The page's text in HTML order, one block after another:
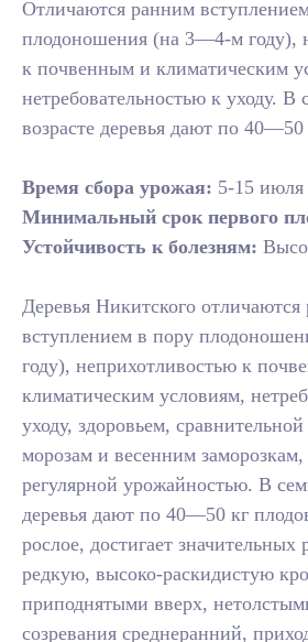
Отличаются ранним
плодоношения (на 3—4-м году),
к почвенным и климатическим
нетребовательностью к уходу. В
возрасте деревья дают по 40—50
Время сбора урожая: 5-15 июля
Минимальный срок первого
Устойчивость к болезням:
Деревья Никитского
вступлением в пору
году), неприхотливостью к
климатическим условиям,
уходу, здоровьем,
морозам и весенним
регулярной урожайностью. В
деревья дают по 40—50 кг
рослое, достигает значительных
редкую, высоко-раскидистую
приподнятыми вверх,
созревания среднеранний,